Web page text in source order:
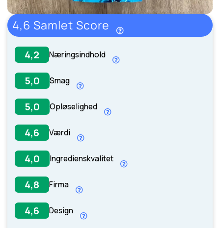
4,6 Samlet Score
4,2 Næringsindhold
Læs mere her.
5,0 Smag
5,0 Opløselighed
Læs mere her.
4,6 Værdi
4,0 Ingredienskvalitet
Læs mere her.
4,8 Firma
Læs mere her.
4,6 Design